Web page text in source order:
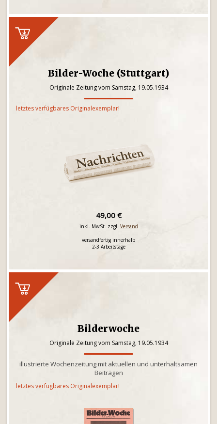
Bilder-Woche (Stuttgart)
Originale Zeitung vom Samstag, 19.05.1934
letztes verfügbares Originalexemplar!
49,00 €
inkl. MwSt. zzgl. Versand
versandfertig innerhalb
2-3 Arbeitstage
Bilderwoche
Originale Zeitung vom Samstag, 19.05.1934
illustrierte Wochenzeitung mit aktuellen und unterhaltsamen
Beiträgen
letztes verfügbares Originalexemplar!